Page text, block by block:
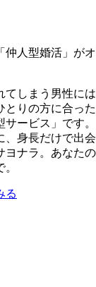
仲人型婚活」がオ
てしまう男性には
とりの方に合った
ービス」です。
、身長だけで出会
ヨナラ。あなたの
る